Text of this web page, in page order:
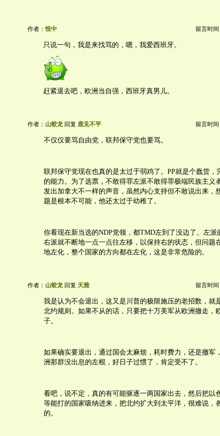
作者：恨中 留言时间
只说一句，我是来找骂的，嗯，我爱西班牙。
赶紧退去吧，欧洲当自强，西班牙真男儿。
作者： 山蛟龙回复 鹿见不平 留言时间
不仅仅要骂自由党，联邦保守党也要骂。
联邦保守党现在也真的是太过于弱鸡了。PP就是个蠢货，
的能力。为了选票，不敢得罪左派不敢得罪极端民族主义
发出加拿大不一样的声音，虽然内心支持但不敢说出来，
题是根本不可能，他还太过于幼稚了。
你看现在新当选的NDP党领，都TMD左到了没边了。左派
右派就不断地一点一点往左移，以保持右的状态，但问题
地左化，整个国家的方向都在左化，这是非常危险的。
作者： 山蛟龙回复 天雅 留言时间
我是认为不会退出，这又是川普的极限施压的老招数，就
北约规则。如果不从的话，只要把十万美军从欧洲撤走，
子。
如果确实要退出，通过国会太麻烦，耗时费力，还是撤军
洲那群没出息的左棍，好日子过惯了，肯定受不了。
看吧，说不定，真的有可能驱逐一两国家出去，然后把以
等能打的国家吸纳进来，把北约扩大到太平洋，很难说，
的。